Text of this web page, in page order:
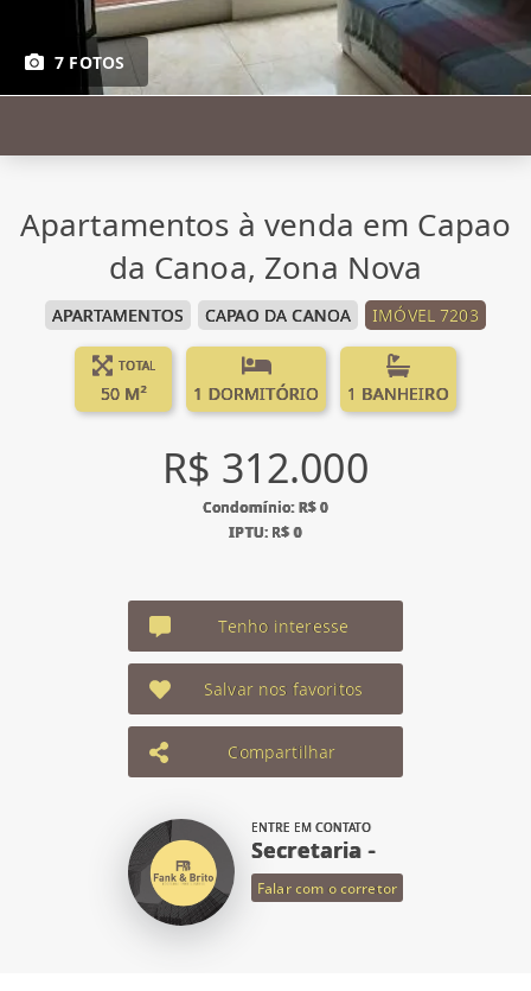
7 FOTOS
Apartamentos à venda em Capao
da Canoa, Zona Nova
APARTAMENTOS CAPAO DA CANOA IMÓVEL 7203
TOTAL
50 M² 1 DORMITÓRIO 1 BANHEIRO
R$ 312.000
Condomínio: R$ 0
IPTU: R$ 0
Tenho interesse
Salvar nos favoritos
Compartilhar
ENTRE EM CONTATO
Secretaria -
Falar com o corretor